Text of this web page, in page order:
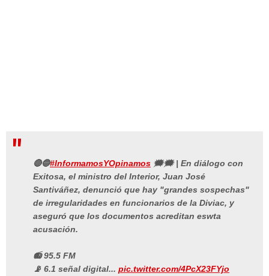
🔴🔵#InformamosYOpinamos 🗯🗯 | En diálogo con
Exitosa, el ministro del Interior, Juan José
Santiváñez, denunció que hay "grandes sospechas"
de irregularidades en funcionarios de la Diviac, y
aseguró que los documentos acreditan eswta
acusación.
📻 95.5 FM
📡 6.1 señal digital... pic.twitter.com/4PcX23FYjo